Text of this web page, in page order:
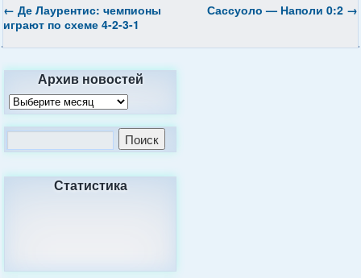
← Де Лаурентис: чемпионы
играют по схеме 4-2-3-1
Сассуоло — Наполи 0:2 →
Архив новостей
Статистика